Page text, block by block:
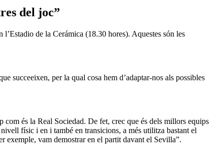
del joc”
de la Cerámica (18.30 hores). Aquestes són les
succeeixen, per la qual cosa hem d’adaptar-nos als possibles
és la Real Sociedad. De fet, crec que és dels millors equips
físic i en i també en transicions, a més utilitza bastant el
exemple, vam demostrar en el partit davant el Sevilla”.